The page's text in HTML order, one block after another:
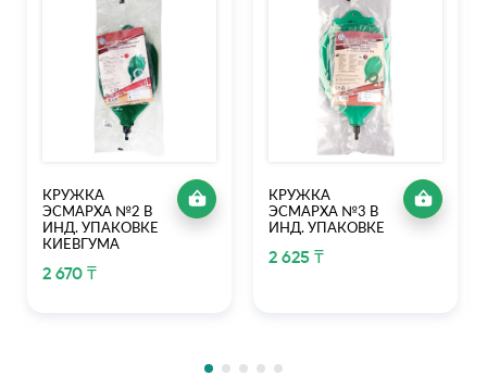
КРУЖКА
ЭСМАРХА №2 В
ИНД. УПАКОВКЕ
КИЕВГУМА
2 670 ₸
КРУЖКА
ЭСМАРХА №3 В
ИНД. УПАКОВКЕ
2 625 ₸